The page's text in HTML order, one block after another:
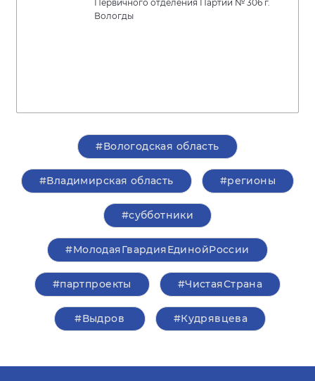
Первичного отделения Партии № 306 г.
Вологды
#Вологодская область
#Владимирская область #регионы
#субботники
#МолодаяГвардияЕдинойРоссии
#партпроекты #ЧистаяСтрана
#Выдров #Кудрявцева